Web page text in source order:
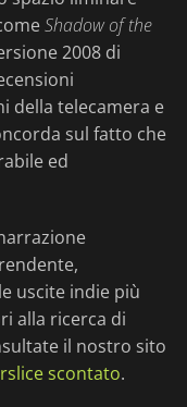
Shadow of the
2008 di
della telecamera e
sul fatto che
ed
uscite indie più
alla ricerca di
il nostro sito
scontato.